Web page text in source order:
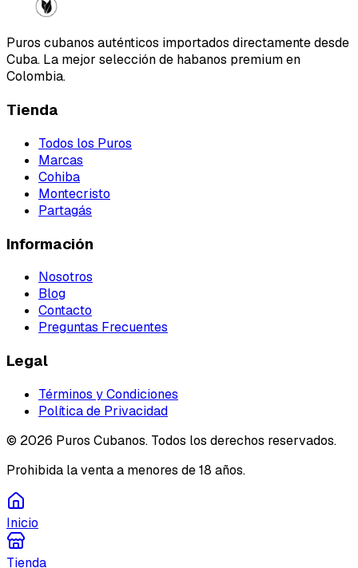
Puros cubanos auténticos importados directamente desde
Cuba. La mejor selección de habanos premium en
Colombia.
Tienda
Todos los Puros
Marcas
Cohiba
Montecristo
Partagás
Información
Nosotros
Blog
Contacto
Preguntas Frecuentes
Legal
Términos y Condiciones
Política de Privacidad
© 2026 Puros Cubanos. Todos los derechos reservados.
Prohibida la venta a menores de 18 años.
Inicio
Tienda